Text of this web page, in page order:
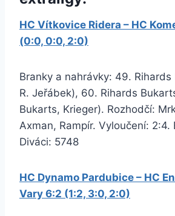
HC Vítkovice Ridera – HC
(0:0, 0:0, 2:0)
Branky a nahrávky: 49.
R. Jeřábek), 60. Rihards
Bukarts, Krieger). Rozhodčí:
Axman, Rampír. Vyloučení: 2:4.
Diváci: 5748
HC Dynamo Pardubice – HC
Vary 6:2 (1:2, 3:0, 2:0)